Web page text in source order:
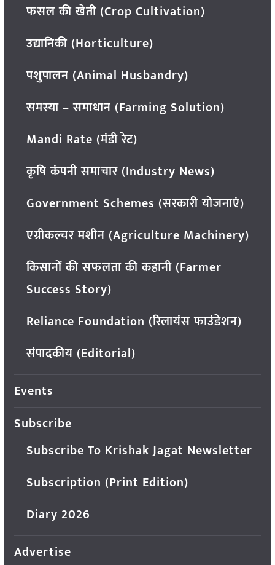
फसल की खेती (Crop Cultivation)
उद्यानिकी (Horticulture)
पशुपालन (Animal Husbandry)
समस्या – समाधान (Farming Solution)
Mandi Rate (मंडी रेट)
कृषि कंपनी समाचार (Industry News)
Government Schemes (सरकारी योजनाएं)
एग्रीकल्चर मशीन (Agriculture Machinery)
किसानों की सफलता की कहानी (Farmer
Success Story)
Reliance Foundation (रिलायंस फाउंडेशन)
संपादकीय (Editorial)
Events
Subscribe
Subscribe To Krishak Jagat Newsletter
Subscription (Print Edition)
Diary 2026
Advertise